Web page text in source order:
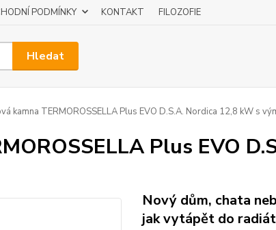
PODMÍNKY KONTAKT FILOZOFIE
Hledat
kamna TERMOROSSELLA Plus EVO D.S.A. Nordica 12,8 kW s
Plus EVO
Nový dům, chata
jak vytápět do